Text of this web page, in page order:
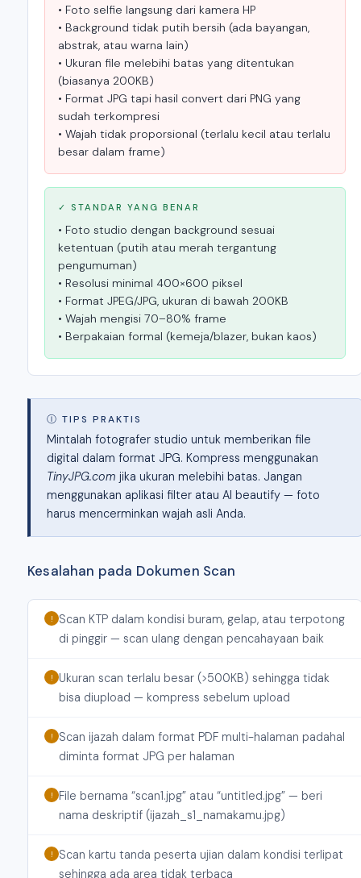
• Foto selfie langsung dari kamera HP
• Background tidak putih bersih (ada bayangan,
abstrak, atau warna lain)
• Ukuran file melebihi batas yang ditentukan
(biasanya 200KB)
• Format JPG tapi hasil convert dari PNG yang
sudah terkompresi
• Wajah tidak proporsional (terlalu kecil atau terlalu
besar dalam frame)
✓ STANDAR YANG BENAR
• Foto studio dengan background sesuai
ketentuan (putih atau merah tergantung
pengumuman)
• Resolusi minimal 400×600 piksel
• Format JPEG/JPG, ukuran di bawah 200KB
• Wajah mengisi 70–80% frame
• Berpakaian formal (kemeja/blazer, bukan kaos)
Ⓘ TIPS PRAKTIS
Mintalah fotografer studio untuk memberikan file
digital dalam format JPG. Kompress menggunakan
TinyJPG.com jika ukuran melebihi batas. Jangan
menggunakan aplikasi filter atau AI beautify — foto
harus mencerminkan wajah asli Anda.
Kesalahan pada Dokumen Scan
!
Scan KTP dalam kondisi buram, gelap, atau terpotong
di pinggir — scan ulang dengan pencahayaan baik
!
Ukuran scan terlalu besar (>500KB) sehingga tidak
bisa diupload — kompress sebelum upload
!
Scan ijazah dalam format PDF multi-halaman padahal
diminta format JPG per halaman
!
File bernama “scan1.jpg” atau “untitled.jpg” — beri
nama deskriptif (ijazah_s1_namakamu.jpg)
!
Scan kartu tanda peserta ujian dalam kondisi terlipat
sehingga ada area tidak terbaca